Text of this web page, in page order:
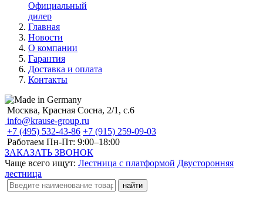
Официальный
дилер
Главная
Новости
О компании
Гарантия
Доставка и оплата
Контакты
Москва, Красная Сосна, 2/1, с.6
info@krause-group.ru
+7 (495) 532-43-86 +7 (915) 259-09-03
Работаем Пн-Пт: 9:00–18:00
ЗАКАЗАТЬ ЗВОНОК
Чаще всего ищут: Лестница с платформой Двусторонняя
лестница